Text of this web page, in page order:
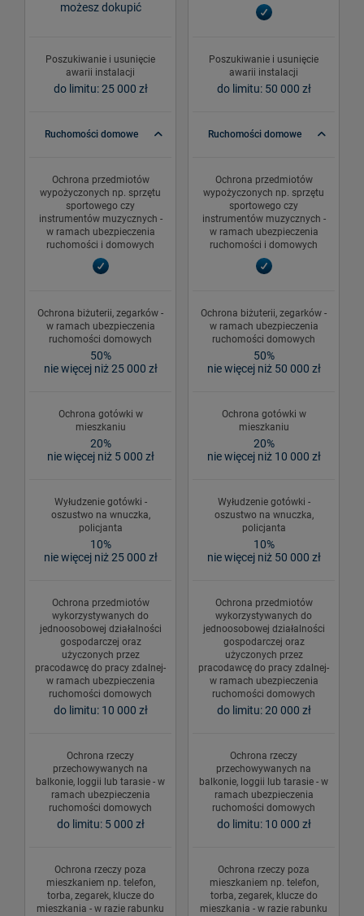
możesz dokupić
Poszukiwanie i usunięcie
awarii instalacji
do limitu: 25 000 zł
Poszukiwanie i usunięcie
awarii instalacji
do limitu: 50 000 zł
Ruchomości domowe Ruchomości domowe
Ochrona przedmiotów
wypożyczonych np. sprzętu
sportowego czy
instrumentów muzycznych -
w ramach ubezpieczenia
ruchomości i domowych
Ochrona przedmiotów
wypożyczonych np. sprzętu
sportowego czy
instrumentów muzycznych -
w ramach ubezpieczenia
ruchomości i domowych
Ochrona biżuterii, zegarków -
w ramach ubezpieczenia
ruchomości domowych
50%
nie więcej niż 25 000 zł
Ochrona biżuterii, zegarków -
w ramach ubezpieczenia
ruchomości domowych
50%
nie więcej niż 50 000 zł
Ochrona gotówki w
mieszkaniu
20%
nie więcej niż 5 000 zł
Ochrona gotówki w
mieszkaniu
20%
nie więcej niż 10 000 zł
Wyłudzenie gotówki -
oszustwo na wnuczka,
policjanta
10%
nie więcej niż 25 000 zł
Wyłudzenie gotówki -
oszustwo na wnuczka,
policjanta
10%
nie więcej niż 50 000 zł
Ochrona przedmiotów
wykorzystywanych do
jednoosobowej działalności
gospodarczej oraz
użyczonych przez
pracodawcę do pracy zdalnej-
w ramach ubezpieczenia
ruchomości domowych
do limitu: 10 000 zł
Ochrona przedmiotów
wykorzystywanych do
jednoosobowej działalności
gospodarczej oraz
użyczonych przez
pracodawcę do pracy zdalnej-
w ramach ubezpieczenia
ruchomości domowych
do limitu: 20 000 zł
Ochrona rzeczy
przechowywanych na
balkonie, loggii lub tarasie - w
ramach ubezpieczenia
ruchomości domowych
do limitu: 5 000 zł
Ochrona rzeczy
przechowywanych na
balkonie, loggii lub tarasie - w
ramach ubezpieczenia
ruchomości domowych
do limitu: 10 000 zł
Ochrona rzeczy poza
mieszkaniem np. telefon,
torba, zegarek, klucze do
mieszkania - w razie rabunku
Ochrona rzeczy poza
mieszkaniem np. telefon,
torba, zegarek, klucze do
mieszkania - w razie rabunku